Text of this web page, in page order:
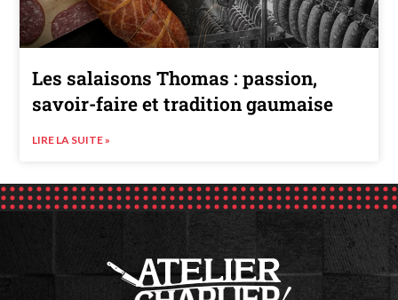
Les salaisons Thomas : passion,
savoir-faire et tradition gaumaise
LIRE LA SUITE »